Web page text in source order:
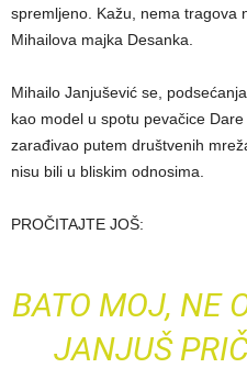
spremljeno. Kažu, nema tragova
Mihailova majka Desanka.
Mihailo Janjušević se,
kao model u spotu pevačice
zarađivao putem društvenih
nisu bili u bliskim odnosima.
PROČITAJTE JOŠ:
BATO MOJ, NE
JANJUŠ